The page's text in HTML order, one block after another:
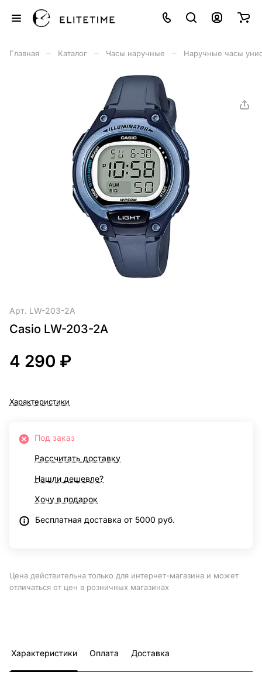
Главная Каталог Часы наручные Наручные часы
Арт. LW-203-2A
Casio LW-203-2A
4 290 ₽
Характеристики
Под заказ
Рассчитать доставку
Нашли дешевле?
Хочу в подарок
Бесплатная доставка от 5000 руб.
Цена действительна только для интернет-магазина и может
отличаться от цен в розничных магазинах
Характеристики Оплата Доставка